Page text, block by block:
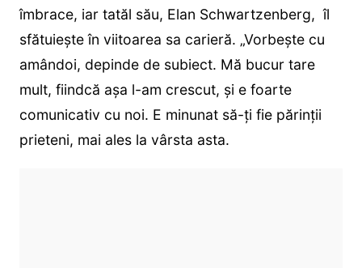
îmbrace, iar tatăl său, Elan Schwartzenberg, îl
sfătuiește în viitoarea sa carieră. „Vorbește cu
amândoi, depinde de subiect. Mă bucur tare
mult, fiindcă așa l-am crescut, și e foarte
comunicativ cu noi. E minunat să-ți fie părinții
prieteni, mai ales la vârsta asta.